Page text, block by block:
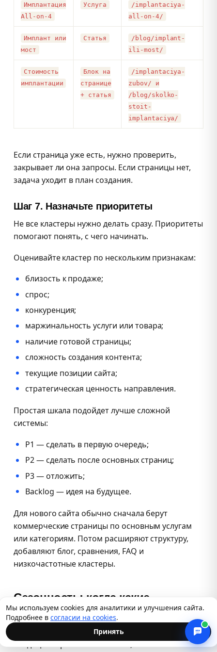
Имплантация
All-on-4
Услуга
/implantaciya-
all-on-4/
Имплант или
мост
Статья
/blog/implant-
ili-most/
Стоимость
имплантации
Блок на
странице
+ статья
/implantaciya-
zubov/ и
/blog/skolko-
stoit-
implantaciya/
Если страница уже есть, нужно проверить,
закрывает ли она запросы. Если страницы нет,
задача уходит в план создания.
Шаг 7. Назначьте приоритеты
Не все кластеры нужно делать сразу. Приоритеты
помогают понять, с чего начинать.
Оценивайте кластер по нескольким признакам:
близость к продаже;
спрос;
конкуренция;
маржинальность услуги или товара;
наличие готовой страницы;
сложность создания контента;
текущие позиции сайта;
стратегическая ценность направления.
Простая шкала подойдет лучше сложной
системы:
P1 — сделать в первую очередь;
P2 — сделать после основных страниц;
P3 — отложить;
Backlog — идея на будущее.
Для нового сайта обычно сначала берут
коммерческие страницы по основным услугам
или категориям. Потом расширяют структуру,
добавляют блог, сравнения, FAQ и
низкочастотные кластеры.
Сезонность: когда какие
кластеры продвигать
Спрос почти в любой нише дышит по календарю:
кондиционеры взлетают в мае, шины — в
Мы используем cookies для аналитики и улучшения сайта.
Подробнее в согласии на cookies.
Принять